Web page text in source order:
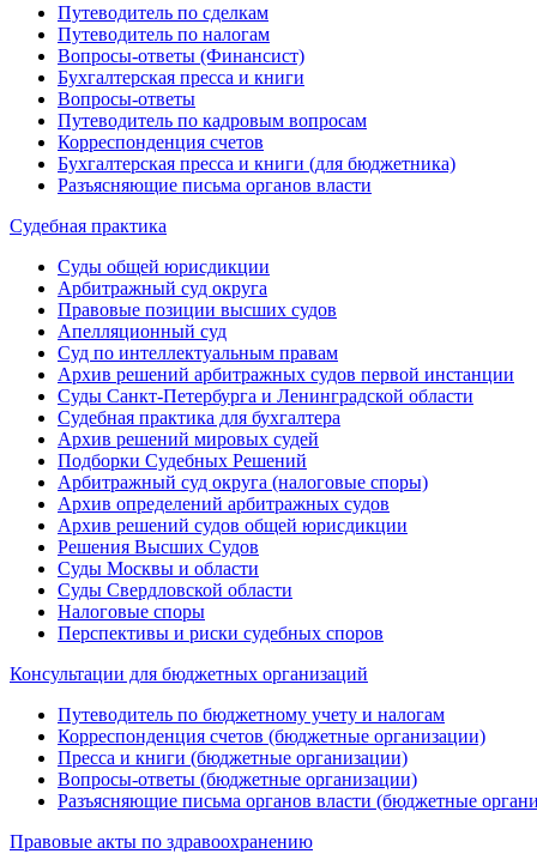
Путеводитель по сделкам
Путеводитель по налогам
Вопросы-ответы (Финансист)
Бухгалтерская пресса и книги
Вопросы-ответы
Путеводитель по кадровым вопросам
Корреспонденция счетов
Бухгалтерская пресса и книги (для бюджетника)
Разъясняющие письма органов власти
Судебная практика
Суды общей юрисдикции
Арбитражный суд округа
Правовые позиции высших судов
Апелляционный суд
Суд по интеллектуальным правам
Архив решений арбитражных судов первой инстанции
Суды Санкт-Петербурга и Ленинградской области
Судебная практика для бухгалтера
Архив решений мировых судей
Подборки Судебных Решений
Арбитражный суд округа (налоговые споры)
Архив определений арбитражных судов
Архив решений судов общей юрисдикции
Решения Высших Судов
Суды Москвы и области
Суды Свердловской области
Налоговые споры
Перспективы и риски судебных споров
Консультации для бюджетных организаций
Путеводитель по бюджетному учету и налогам
Корреспонденция счетов (бюджетные организации)
Пресса и книги (бюджетные организации)
Вопросы-ответы (бюджетные организации)
Разъясняющие письма органов власти (бюджетные
Правовые акты по здравоохранению